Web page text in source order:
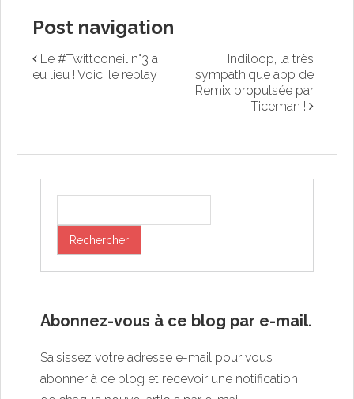
Post navigation
Le #Twittconeil n°3 a
eu lieu ! Voici le replay
Indiloop, la très
sympathique app de
Remix propulsée par
Ticeman !
Abonnez-vous à ce blog par e-mail.
Saisissez votre adresse e-mail pour vous
abonner à ce blog et recevoir une notification